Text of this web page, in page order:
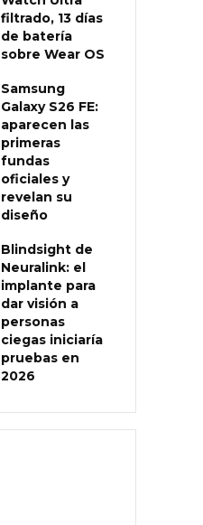
filtrado, 13 días
de batería
sobre Wear OS
Samsung
Galaxy S26 FE:
aparecen las
primeras
fundas
oficiales y
revelan su
diseño
Blindsight de
Neuralink: el
implante para
dar visión a
personas
ciegas iniciaría
pruebas en
2026